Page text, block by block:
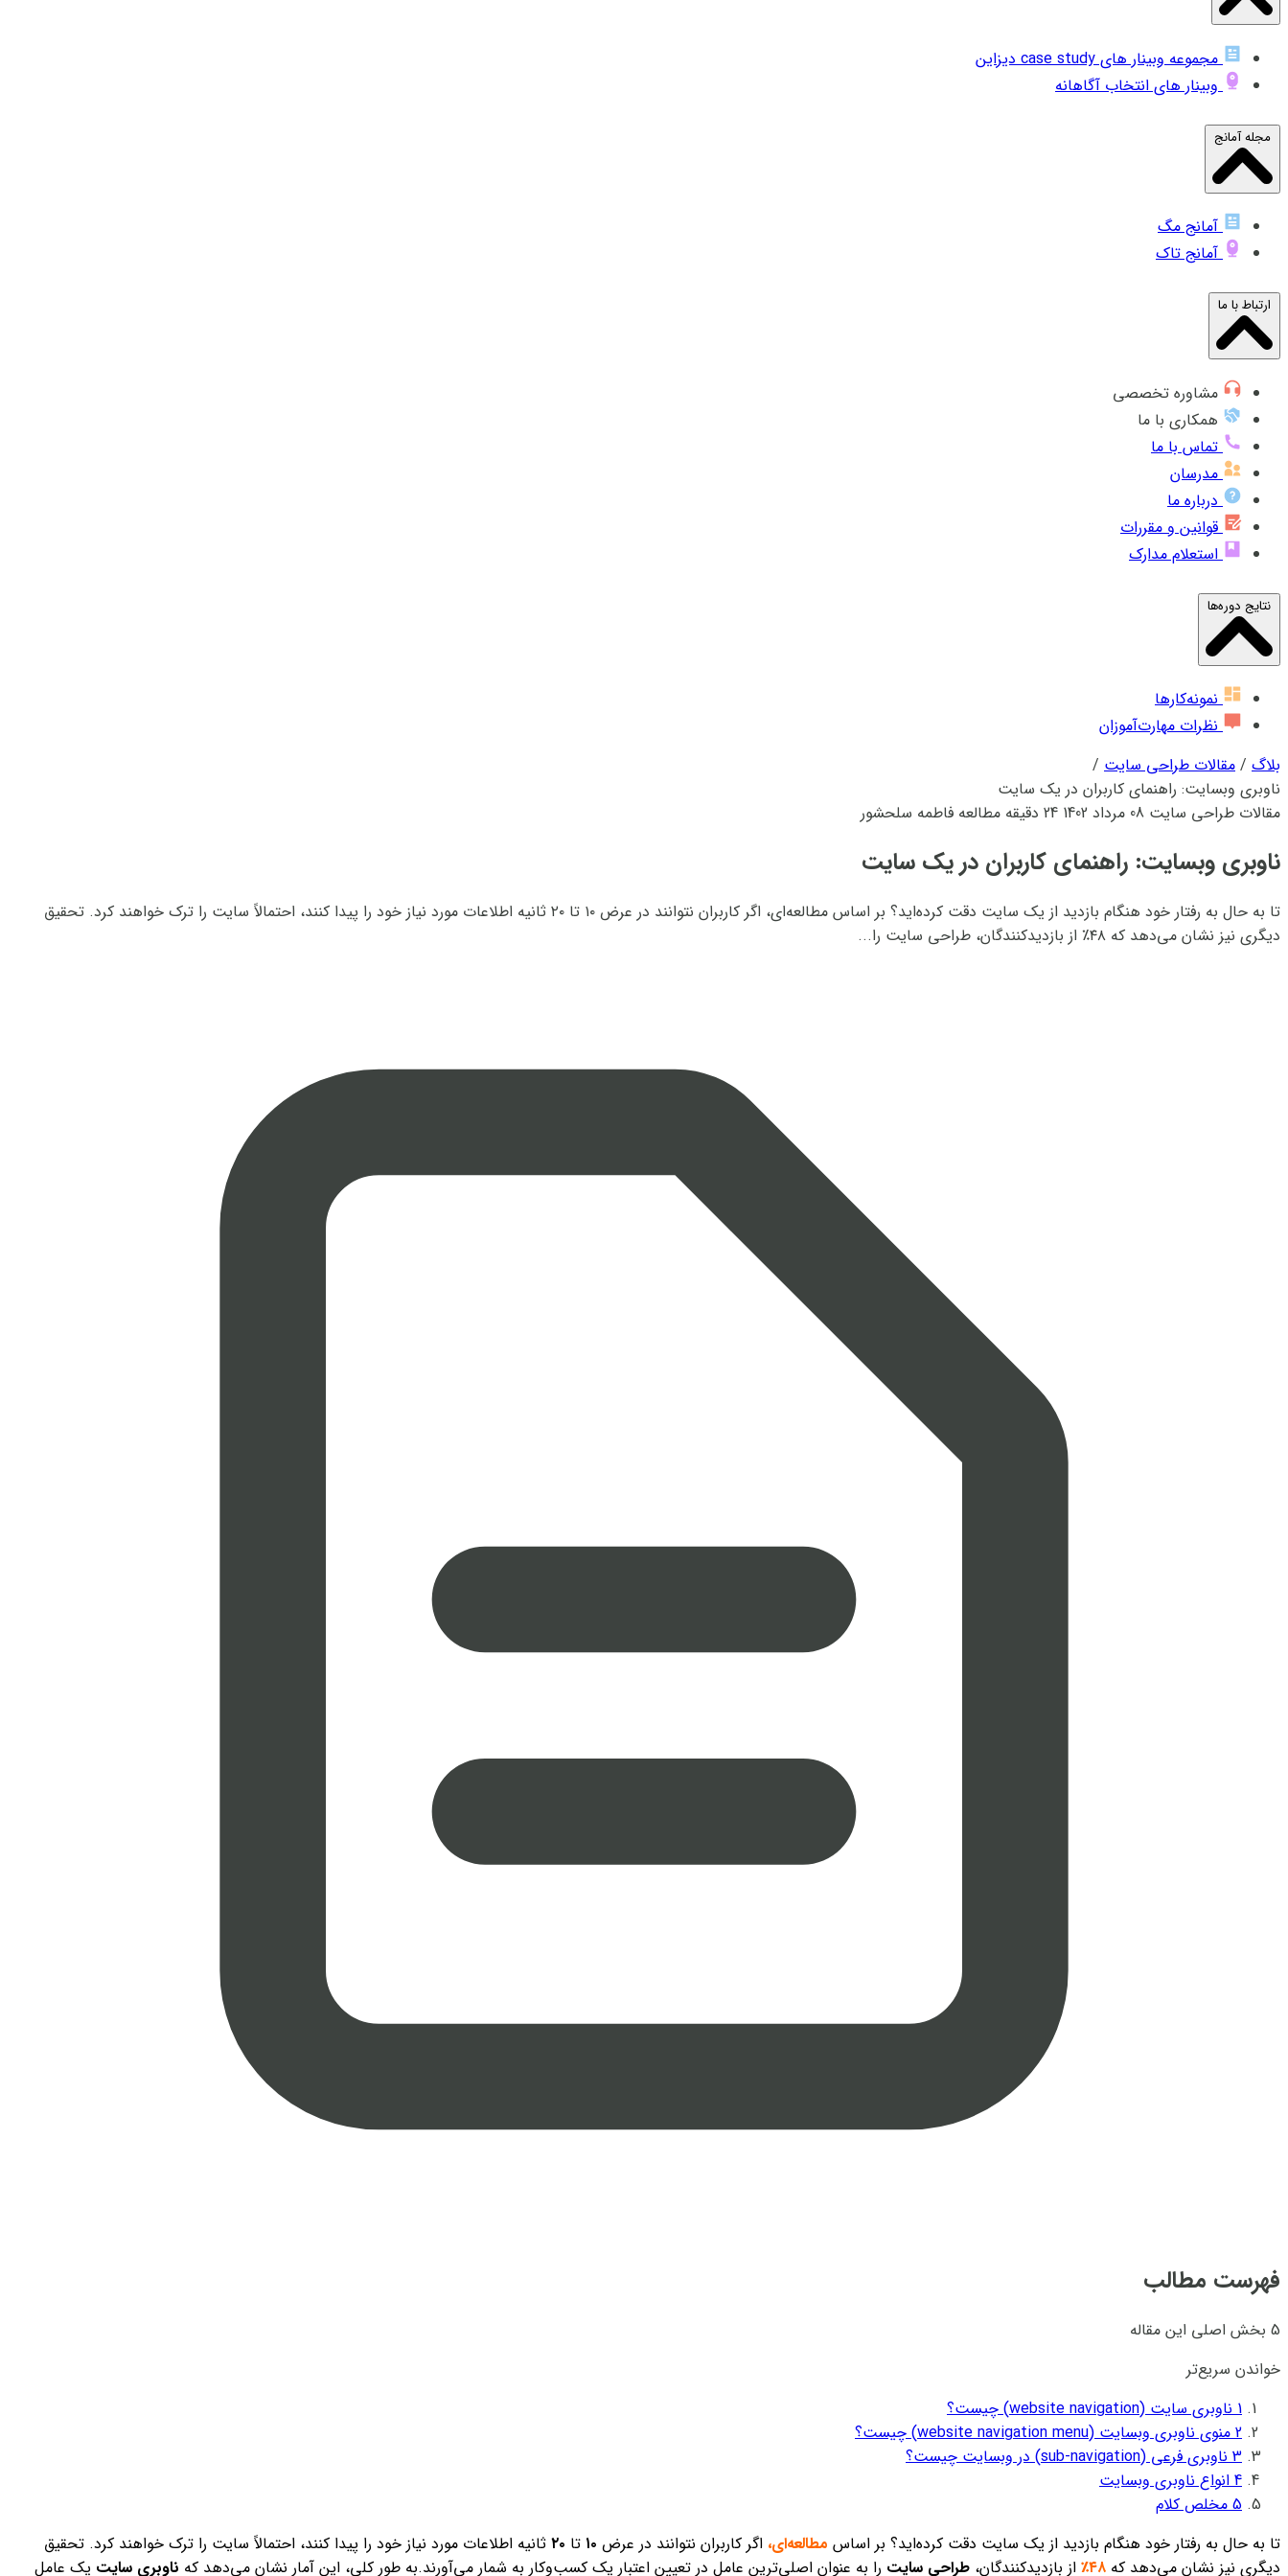
مجموعه وبینار های case study دیزاین
وبینار های انتخاب آگاهانه
مجله آمانج
آمانج مگ
آمانج تاک
ارتباط با ما
مشاوره تخصصی
همکاری با ما
تماس با ما
مدرسان
درباره ما
قوانین و مقررات
استعلام مدارک
نتایج دوره‌ها
نمونه‌کارها
نظرات مهارت‌آموزان
بلاگ / مقالات طراحی سایت /
ناوبری وبسایت: راهنمای کاربران در یک سایت
مقالات طراحی سایت 08 مرداد 1402 24 دقیقه مطالعه فاطمه سلحشور
ناوبری وبسایت: راهنمای کاربران در یک سایت
تا به حال به رفتار خود هنگام بازدید از یک سایت دقت کرده‌اید؟ بر اساس مطالعه‌ای، اگر کاربران نتوانند در عرض ۱۰ تا ۲۰ ثانیه اطلاعات مورد نیاز خود را پیدا کنند، احتمالاً سایت را ترک خواهند کرد. تحقیق
دیگری نیز نشان می‌دهد که ۴۸٪ از بازدیدکنندگان، طراحی سایت را...
فهرست مطالب
5 بخش اصلی این مقاله
خواندن سریع‌تر
1 ناوبری سایت (website navigation) چیست؟
2 منوی ناوبری وبسایت (website navigation menu) چیست؟
3 ناوبری فرعی (sub-navigation) در وبسایت چیست؟
4 انواع ناوبری وبسایت
5 مخلص کلام
تا به حال به رفتار خود هنگام بازدید از یک سایت دقت کرده‌اید؟ بر اساس مطالعه‌ای، اگر کاربران نتوانند در عرض ۱۰ تا ۲۰ ثانیه اطلاعات مورد نیاز خود را پیدا کنند، احتمالاً سایت را ترک خواهند کرد. تحقیق
دیگری نیز نشان می‌دهد که ۴۸٪ از بازدیدکنندگان، طراحی سایت را به عنوان اصلی‌ترین عامل در تعیین اعتبار یک کسب‌وکار به شمار می‌آورند.به طور کلی، این آمار نشان می‌دهد که ناوبری سایت یک عامل